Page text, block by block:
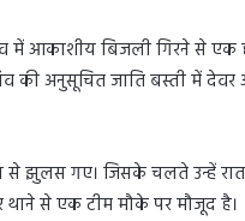
में आकाशीय बिजली गिरने से
की अनुसूचित जाति बस्ती में
झुलस गए। जिसके चलते उन्हें
थाने से एक टीम मौके पर मौजूद है।